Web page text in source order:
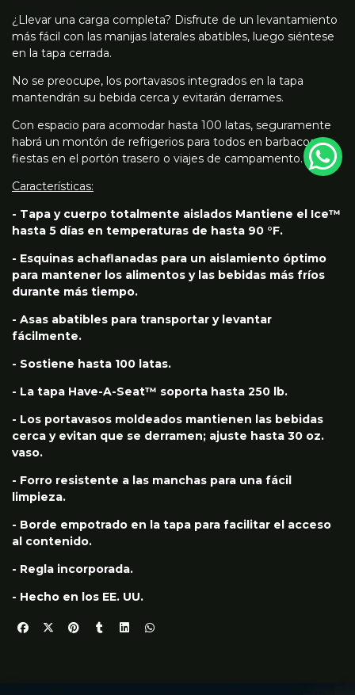
¿Llevar una carga completa? Disfrute de un levantamiento
más fácil con las manijas laterales abatibles, luego siéntese
en la tapa cerrada.
No se preocupe, los portavasos integrados en la tapa
mantendrán su bebida cerca y evitarán derrames.
Con espacio para acomodar hasta 100 latas, seguramente
habrá un montón de refrigerios para todos en barbacoas,
fiestas en el portón trasero o viajes de campamento.
Características:
- Tapa y cuerpo totalmente aislados Mantiene el Ice™
hasta 5 días en temperaturas de hasta 90 °F.
- Esquinas achaflanadas para un aislamiento óptimo
para mantener los alimentos y las bebidas más fríos
durante más tiempo.
- Asas abatibles para transportar y levantar
fácilmente.
- Sostiene hasta 100 latas.
- La tapa Have-A-Seat™ soporta hasta 250 lb.
- Los portavasos moldeados mantienen las bebidas
cerca y evitan que se derramen; ajuste hasta 30 oz.
vaso.
- Forro resistente a las manchas para una fácil
limpieza.
- Borde empotrado en la tapa para facilitar el acceso
al contenido.
- Regla incorporada.
- Hecho en los EE. UU.